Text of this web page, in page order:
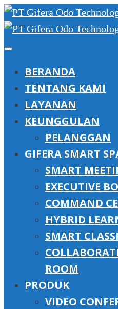
BERANDA
TENTANG KAMI
LAYANAN
KEUNGGULAN
PELANGGAN
GIFERA SMART
SMART
EXECUTIVE
COMMAND
HYBRID
SMART
ROOM
PRODUK
VIDEO